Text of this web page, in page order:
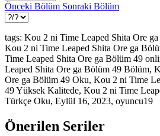
Önceki Bölüm Sonraki Bölüm
tags: Kou 2 ni Time Leaped Shita Ore
Kou 2 ni Time Leaped Shita Ore ga
Time Leaped Shita Ore ga Bölüm 49
Leaped Shita Ore ga Bölüm 49 Bölüm,
Ore ga Bölüm 49 Oku, Kou 2 ni Time
49 Yüksek Kalitede, Kou 2 ni Time
Türkçe Oku, Eylül 16, 2023, oyuncu19
Önerilen Seriler